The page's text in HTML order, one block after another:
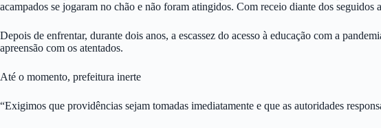
acampados se jogaram no chão e não foram atingidos. Com receio diante dos seguidos
Depois de enfrentar, durante dois anos, a escassez do acesso à educação com a
apreensão com os atentados.
Até o momento, prefeitura inerte
“Exigimos que providências sejam tomadas imediatamente e que as autoridades